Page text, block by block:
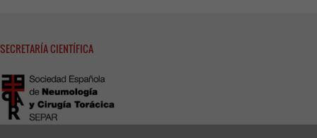
SECRETARÍA CIENTÍFICA